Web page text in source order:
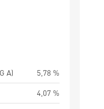
A)
5,78 %
4,07 %